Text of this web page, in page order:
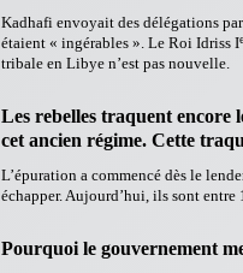
Kadhafi envoyait des délégations
étaient « ingérables ». Le Roi Idriss I
tribale en Libye n’est pas nouvelle.
Les rebelles traquent encore
cet ancien régime. Cette
L’épuration a commencé dès le
échapper. Aujourd’hui, ils sont
Pourquoi le gouvernement